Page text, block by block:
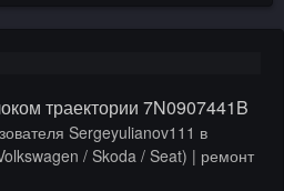
траектории 7N0907441B
Sergeyulianov111 в
/ Skoda / Seat) | ремонт